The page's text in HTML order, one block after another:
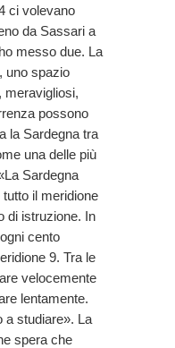
ci volevano
da Sassari a
messo due. La
uno spazio
meravigliosi,
possono
la Sardegna tra
una delle più
Sardegna
il meridione
di istruzione. In
cento
9. Tra le
velocemente
lentamente.
a studiare». La
spera che